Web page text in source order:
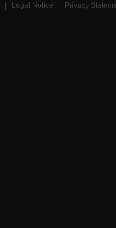
| Legal Notice | Privacy